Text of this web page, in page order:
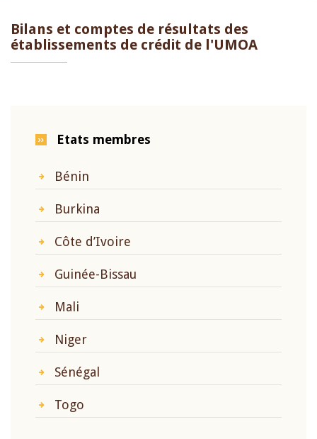
Bilans et comptes de résultats des
établissements de crédit de l'UMOA
Etats membres
Bénin
Burkina
Côte d’Ivoire
Guinée-Bissau
Mali
Niger
Sénégal
Togo